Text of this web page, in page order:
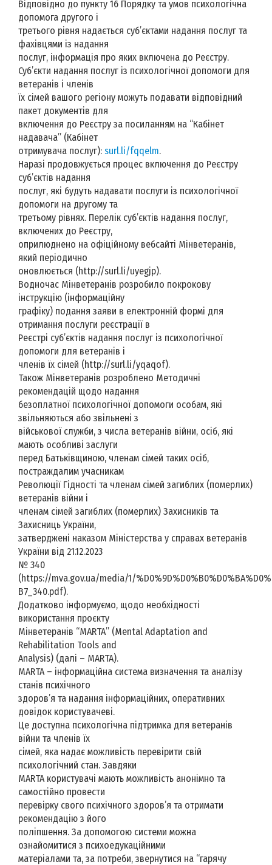
Відповідно до пункту 16 Порядку та умов психологічна
допомога другого і
третього рівня надається суб’єктами надання послуг та
фахівцями із надання
послуг, інформація про яких включена до Реєстру.
Суб’єкти надання послуг із психологічної допомоги для
ветеранів і членів
їх сімей вашого регіону можуть подавати відповідний
пакет документів для
включення до Реєстру за посиланням на “Кабінет
надавача” (Кабінет
отримувача послуг): surl.li/fqqelm.
Наразі продовжується процес включення до Реєстру
суб’єктів надання
послуг, які будуть надавати послуги із психологічної
допомоги на другому та
третьому рівнях. Перелік суб’єктів надання послуг,
включених до Реєстру,
оприлюднено на офіційному вебсайті Мінветеранів,
який періодично
оновлюється (http://surl.li/uyegjp).
Водночас Мінветеранів розробило покрокову
інструкцію (інформаційну
графіку) подання заяви в електронній формі для
отримання послуги реєстрації в
Реєстрі суб’єктів надання послуг із психологічної
допомоги для ветеранів і
членів їх сімей (http://surl.li/yqaqof).
Також Мінветеранів розроблено Методичні
рекомендацій щодо надання
безоплатної психологічної допомоги особам, які
звільняються або звільнені з
військової служби, з числа ветеранів війни, осіб, які
мають особливі заслуги
перед Батьківщиною, членам сімей таких осіб,
постраждалим учасникам
Революції Гідності та членам сімей загиблих (померлих)
ветеранів війни і
членам сімей загиблих (померлих) Захисників та
Захисниць України,
затверджені наказом Міністерства у справах ветеранів
України від 21.12.2023
№ 340
(https://mva.gov.ua/media/1/
B7_340.pdf).
Додатково інформуємо, щодо необхідності
використання проєкту
Мінветеранів “MARTA” (Mental Adaptation and
Rehabilitation Tools and
Analysis) (далі – MARTA).
MARTA – інформаційна система визначення та аналізу
станів психічного
здоров’я та надання інформаційних, оперативних
довідок користувачеві.
Це доступна психологічна підтримка для ветеранів
війни та членів їх
сімей, яка надає можливість перевірити свій
психологічний стан. Завдяки
MARTA користувачі мають можливість анонімно та
самостійно провести
перевірку свого психічного здоров’я та отримати
рекомендацію з його
поліпшення. За допомогою системи можна
ознайомитися з психоедукаційними
матеріалами та, за потреби, звернутися на “гарячу